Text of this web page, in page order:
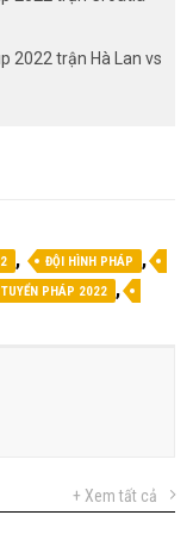
2022 trận Hà Lan vs
, ĐỘI HÌNH PHÁP ,
PHÁP 2022 ,
+ Xem tất cả